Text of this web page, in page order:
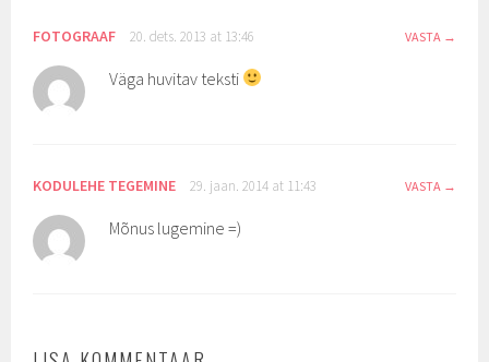
FOTOGRAAF 20. dets. 2013 at 13:46 VASTA
Väga huvitav teksti
KODULEHE TEGEMINE 29. jaan. 2014 at 11:43 VASTA
Mõnus lugemine =)